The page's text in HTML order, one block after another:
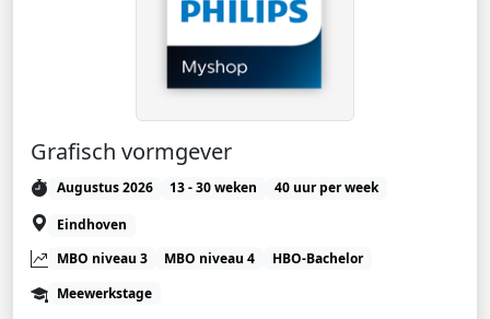
Grafisch vormgever
Augustus 2026 13 - 30 weken
40 uur per week
Eindhoven
MBO niveau 3
MBO niveau 4
HBO-Bachelor
Meewerkstage